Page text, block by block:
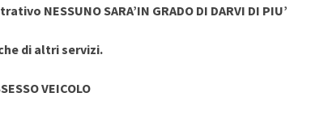
NESSUNO SARA’IN GRADO DI DARVI DI PIU’
di altri servizi.
VEICOLO